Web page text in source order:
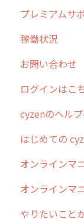
清掃
不動産
障害情報
リリース
2026年のリ
2025年のリ
2024年のリ
2023年のリ
過去のリリ
2019年まで
お客様の声
プレミアムサ
稼働状況
お問い合わせ
ログインはこ
cyzenのヘル
はじめての
0. はじめて
1. cyzenに
2. 主要機
オンラインマ
管理サイト
ユーザー・
オンラインマ
アプリの使
やりたいこと